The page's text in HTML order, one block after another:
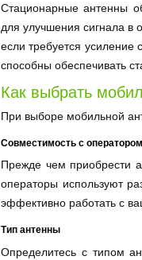
Стационарные антенны
для улучшения сигнала в
если требуется
способны обеспечивать
Как выбрать
При выборе мобильной
Совместимость с
Прежде чем приобрести
операторы используют
эффективно работать с
Тип антенны
Определитесь с типом